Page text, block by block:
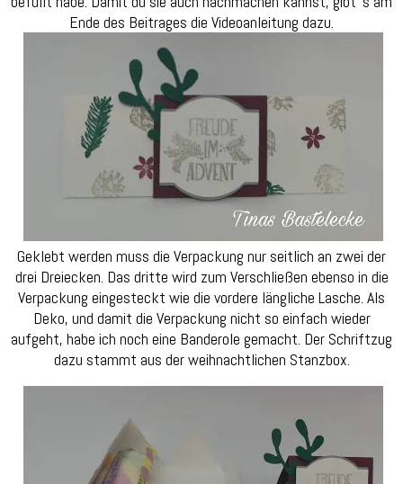
Ende des Beitrages die Videoanleitung dazu.
Geklebt werden muss die Verpackung nur seitlich an zwei der
drei Dreiecken. Das dritte wird zum Verschließen ebenso in die
Verpackung eingesteckt wie die vordere längliche Lasche. Als
Deko, und damit die Verpackung nicht so einfach wieder
aufgeht, habe ich noch eine Banderole gemacht. Der Schriftzug
dazu stammt aus der weihnachtlichen Stanzbox.